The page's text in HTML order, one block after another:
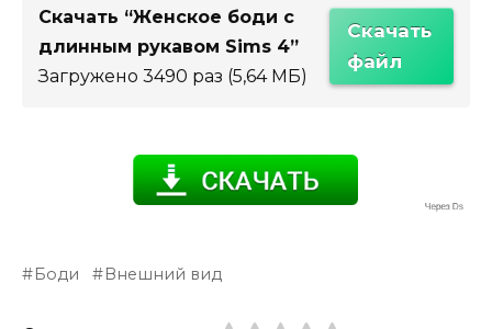
Скачать “Женское боди с
длинным рукавом Sims 4”
Загружено 3490 раз (5,64 МБ)
Скачать
файл
Боди Внешний вид